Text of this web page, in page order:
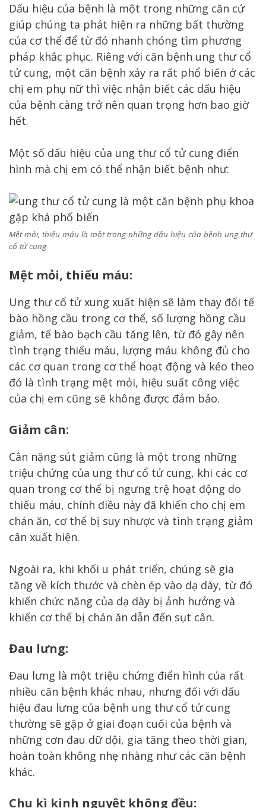
Dấu hiệu của bệnh là một trong những căn cứ
giúp chúng ta phát hiện ra những bất thường
của cơ thể để từ đó nhanh chóng tìm phương
pháp khắc phục. Riêng với căn bệnh ung thư cổ
tử cung, một căn bệnh xảy ra rất phổ biến ở các
chị em phụ nữ thì việc nhận biết các dấu hiệu
của bệnh càng trở nên quan trọng hơn bao giờ
hết.
Một số dấu hiệu của ung thư cổ tử cung điển
hình mà chị em có thể nhận biết bệnh như:
Mệt mỏi, thiếu máu là một trong những dấu hiệu của bệnh ung thư
cổ tử cung
Mệt mỏi, thiếu máu:
Ung thư cổ tử xung xuất hiện sẽ làm thay đổi tế
bào hồng cầu trong cơ thể, số lượng hồng cầu
giảm, tế bào bạch cầu tăng lên, từ đó gây nên
tình trạng thiếu máu, lượng máu không đủ cho
các cơ quan trong cơ thể hoạt động và kéo theo
đó là tình trạng mệt mỏi, hiệu suất công việc
của chị em cũng sẽ không được đảm bảo.
Giảm cân:
Cân nặng sút giảm cũng là một trong những
triệu chứng của ung thư cổ tử cung, khi các cơ
quan trong cơ thể bị ngưng trệ hoạt động do
thiếu máu, chính điều này đã khiến cho chị em
chán ăn, cơ thể bị suy nhược và tình trạng giảm
cân xuất hiện.
Ngoài ra, khi khối u phát triển, chúng sẽ gia
tăng về kích thước và chèn ép vào dạ dày, từ đó
khiến chức năng của dạ dày bị ảnh hưởng và
khiến cơ thể bị chán ăn dẫn đến sụt cân.
Đau lưng:
Đau lưng là một triệu chứng điển hình của rất
nhiều căn bệnh khác nhau, nhưng đối với dấu
hiệu đau lưng của bệnh ung thư cổ tử cung
thường sẽ gặp ở giai đoạn cuối của bệnh và
những cơn đau dữ dội, gia tăng theo thời gian,
hoàn toàn không nhẹ nhàng như các căn bệnh
khác.
Chu kì kinh nguyệt không đều: